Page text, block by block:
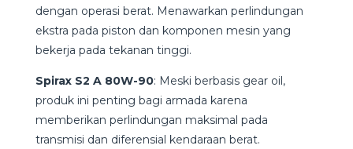
dengan operasi berat. Menawarkan perlindungan
ekstra pada piston dan komponen mesin yang
bekerja pada tekanan tinggi.
Spirax S2 A 80W-90: Meski berbasis gear oil,
produk ini penting bagi armada karena
memberikan perlindungan maksimal pada
transmisi dan diferensial kendaraan berat.